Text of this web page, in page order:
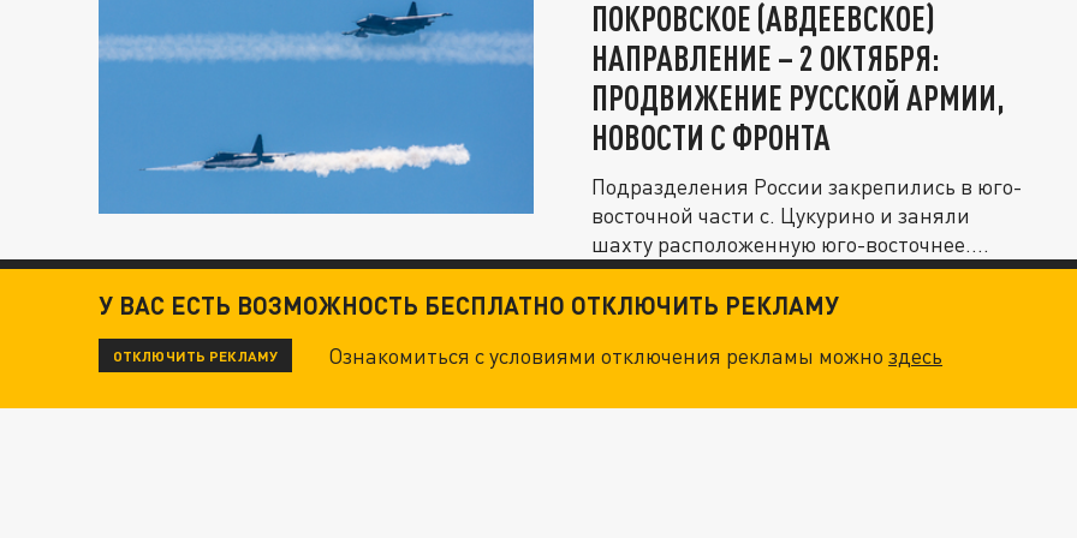
ПОКРОВСКОЕ (АВДЕЕВСКОЕ)
НАПРАВЛЕНИЕ – 2 ОКТЯБРЯ:
ПРОДВИЖЕНИЕ РУССКОЙ АРМИИ,
НОВОСТИ С ФРОНТА
Подразделения России закрепились в юго-
восточной части с. Цукурино и заняли
шахту расположенную юго-восточнее....
У ВАС ЕСТЬ ВОЗМОЖНОСТЬ БЕСПЛАТНО ОТКЛЮЧИТЬ РЕКЛАМУ
ОТКЛЮЧИТЬ РЕКЛАМУ Ознакомиться с условиями отключения рекламы можноздесь